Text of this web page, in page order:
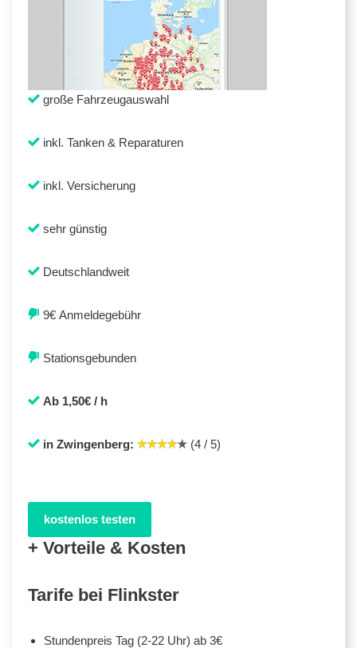
große Fahrzeugauswahl
inkl. Tanken & Reparaturen
inkl. Versicherung
sehr günstig
Deutschlandweit
9€ Anmeldegebühr
Stationsgebunden
Ab 1,50€ / h
in Zwingenberg: (4 / 5)
kostenlos testen
+ Vorteile & Kosten
Tarife bei Flinkster
Stundenpreis Tag (2-22 Uhr) ab 3€